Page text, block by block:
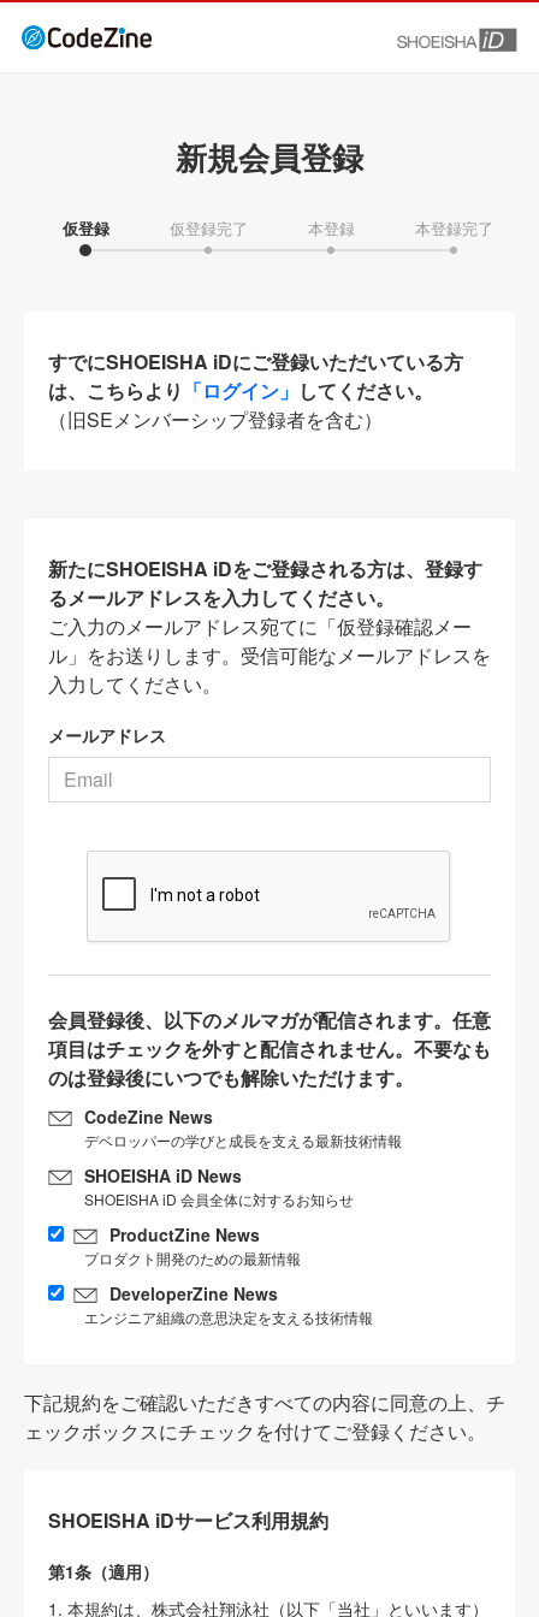
新規会員登録
仮登録 仮登録完了 本登録 本登録完了
すでにSHOEISHA iDにご登録いただいている方
は、こちらより 「ログイン」 してください。
（旧SEメンバーシップ登録者を含む）
新たにSHOEISHA iDをご登録される方は、登録す
るメールアドレスを入力してください。
ご入力のメールアドレス宛てに「仮登録確認メー
ル」をお送りします。受信可能なメールアドレスを
入力してください。
メールアドレス
会員登録後、以下のメルマガが配信されます。任意
項目はチェックを外すと配信されません。不要なも
のは登録後にいつでも解除いただけます。
CodeZine News
デベロッパーの学びと成長を支える最新技術情報
SHOEISHA iD News
SHOEISHA iD 会員全体に対するお知らせ
ProductZine News
プロダクト開発のための最新情報
DeveloperZine News
エンジニア組織の意思決定を支える技術情報
下記規約をご確認いただきすべての内容に同意の上、チ
ェックボックスにチェックを付けてご登録ください。
SHOEISHA iDサービス利用規約
第1条（適用）
1. 本規約は、株式会社翔泳社（以下「当社」といいます）